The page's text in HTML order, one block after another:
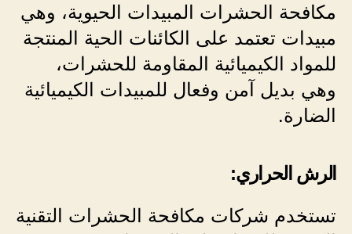
مكافحة الحشرات المبيدات الحيوية، وهي
مبيدات تعتمد على الكائنات الحية المنتجة
للمواد الكيميائية المقاومة للحشرات،
وهي بديل آمن وفعال للمبيدات الكيميائية
الضارة.
الرش الحراري:
تستخدم شركات مكافحة الحشرات التقنية